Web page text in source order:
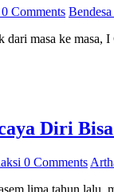
0 Comments
masa ke masa,
Diri
0 Comments
lima tahun lalu,